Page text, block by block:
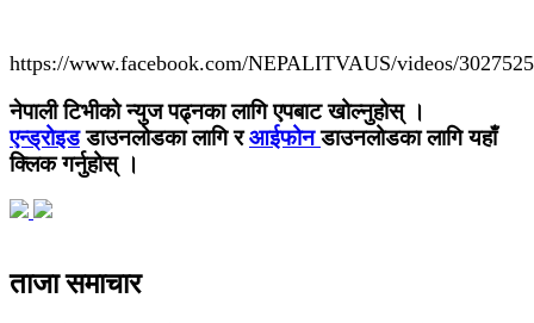
https://www.facebook.com/NEPALITVAUS/videos/
नेपाली टिभीको न्युज पढ्नका लागि एपबाट खोल्नुहोस् ।
एन्ड्रोइडडाउनलोडका लागि रआईफोनडाउनलोडका लागि यहाँ
क्लिक गर्नुहोस् ।
ताजा समाचार